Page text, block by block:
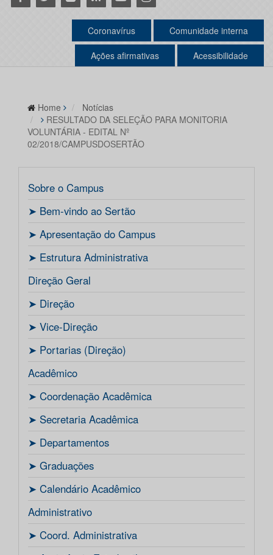
Coronavírus Comunidade interna
Ações afirmativas Acessibilidade
Home
Notícias
RESULTADO DA SELEÇÃO PARA MONITORIA
VOLUNTÁRIA - EDITAL Nº
02/2018/CAMPUSDOSERTÃO
Sobre o Campus
ㅤ➤ Bem-vindo ao Sertão
ㅤ➤ Apresentação do Campus
ㅤ➤ Estrutura Administrativa
Direção Geral
ㅤ➤ Direção
ㅤ➤ Vice-Direção
ㅤ➤ Portarias (Direção)
Acadêmico
ㅤ➤ Coordenação Acadêmica
ㅤㅤ➤ Secretaria Acadêmica
ㅤ➤ Departamentos
ㅤ➤ Graduações
ㅤ➤ Calendário Acadêmico
Administrativo
ㅤ➤ Coord. Administrativa